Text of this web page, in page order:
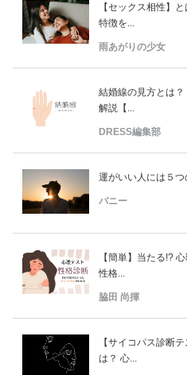
【セックス相性】
特徴を...
雨あがりの少女
結婚線の見方とは
解説【...
DRESS編集部
運がいい人には５つ
バニー
【簡単】当たる!?
性格...
脇田 尚揮
【サイコパス診断
は？ 心...